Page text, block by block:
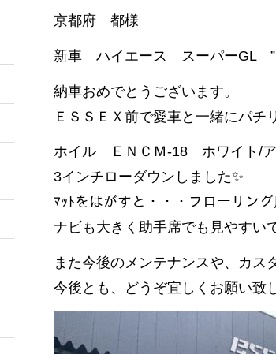
京都府 都様
新車 ハイエース スーパーGL
納車おめでとうございます。
ＥＳＳＥＸ前で愛車と一緒にパチ
ホイル ＥＮＣＭ-18 ホワイト/ア
3インチローダウンしました✨
ﾏｯﾄをはがすと・・・フローリン
ナビも大きく助手席でも見やすい
また今後のメンテナンスや、カス
今後とも、どうぞ宜しくお願い致